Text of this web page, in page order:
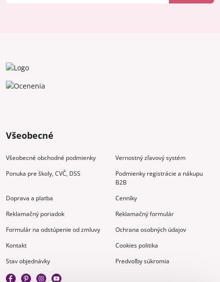
Všeobecné
Všeobecné obchodné podmienky
Vernostný zľavový systém
Ponuka pre školy, CVČ, DSS
Podmienky registrácie a nákupu
B2B
Doprava a platba
Cenníky
Reklamačný poriadok
Reklamačný formulár
Formulár na odstúpenie od zmluvy
Ochrana osobných údajov
Kontakt
Cookies politika
Stav objednávky
Predvoľby súkromia